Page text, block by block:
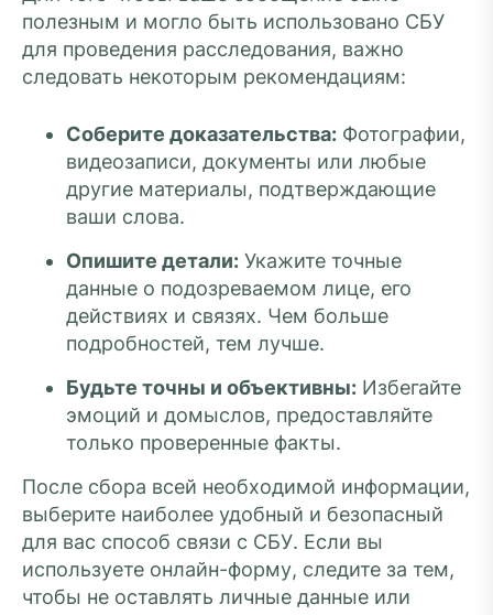
полезным и могло быть использовано СБУ
для проведения расследования, важно
следовать некоторым рекомендациям:
Соберите доказательства: Фотографии,
видеозаписи, документы или любые
другие материалы, подтверждающие
ваши слова.
Опишите детали: Укажите точные
данные о подозреваемом лице, его
действиях и связях. Чем больше
подробностей, тем лучше.
Будьте точны и объективны: Избегайте
эмоций и домыслов, предоставляйте
только проверенные факты.
После сбора всей необходимой информации,
выберите наиболее удобный и безопасный
для вас способ связи с СБУ. Если вы
используете онлайн-форму, следите за тем,
чтобы не оставлять личные данные или